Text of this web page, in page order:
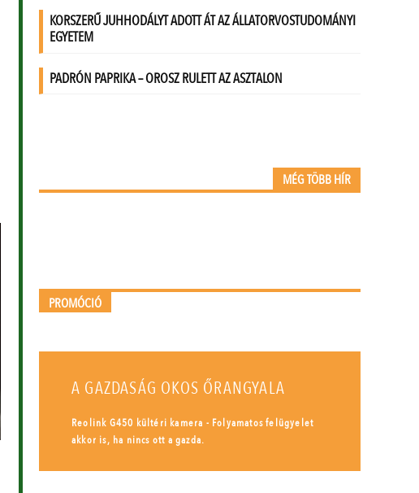
MÉG TÖBB HÍR
PROMÓCIÓ
A GAZDASÁG OKOS ŐRANGYALA
Reolink G450 kültéri kamera - Folyamatos felügyelet
akkor is, ha nincs ott a gazda.